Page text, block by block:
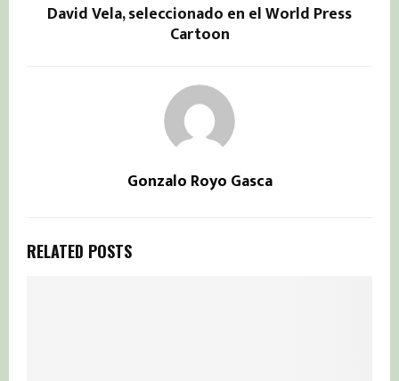
David Vela, seleccionado en el World Press
Cartoon
Gonzalo Royo Gasca
RELATED POSTS